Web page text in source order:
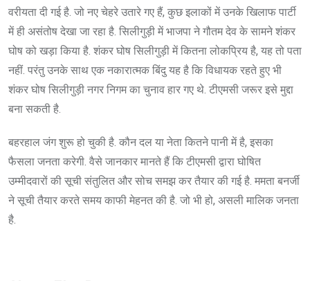
वरीयता दी गई है. जो नए चेहरे उतारे गए हैं, कुछ इलाकों में उनके खिलाफ पार्टी
में ही असंतोष देखा जा रहा है. सिलीगुड़ी में भाजपा ने गौतम देव के सामने शंकर
घोष को खड़ा किया है. शंकर घोष सिलीगुड़ी में कितना लोकप्रिय है, यह तो पता
नहीं. परंतु उनके साथ एक नकारात्मक बिंदु यह है कि विधायक रहते हुए भी
शंकर घोष सिलीगुड़ी नगर निगम का चुनाव हार गए थे. टीएमसी जरूर इसे मुद्दा
बना सकती है.
बहरहाल जंग शुरू हो चुकी है. कौन दल या नेता कितने पानी में है, इसका
फैसला जनता करेगी. वैसे जानकार मानते हैं कि टीएमसी द्वारा घोषित
उम्मीदवारों की सूची संतुलित और सोच समझ कर तैयार की गई है. ममता बनर्जी
ने सूची तैयार करते समय काफी मेहनत की है. जो भी हो, असली मालिक जनता
है.